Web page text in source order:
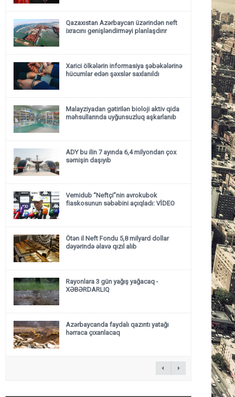
Qazaxıstan Azərbaycan üzərindən neft
ixracını genişləndirməyi planlaşdırır
Xarici ölkələrin informasiya şəbəkələrinə
hücumlar edən şəxslər saxlanıldı
Malayziyadan gətirilən bioloji aktiv qida
məhsullarında uyğunsuzluq aşkarlanıb
ADY bu ilin 7 ayında 6,4 milyondan çox
sərnişin daşıyıb
Vernidub “Neftçi”nin avrokubok
fiaskosunun səbəbini açıqladı: VİDEO
Ötən il Neft Fondu 5,8 milyard dollar
dəyərində əlavə qızıl alıb
Rayonlara 3 gün yağış yağacaq -
XƏBƏRDARLIQ
Azərbaycanda faydalı qazıntı yatağı
hərraca çıxarılacaq